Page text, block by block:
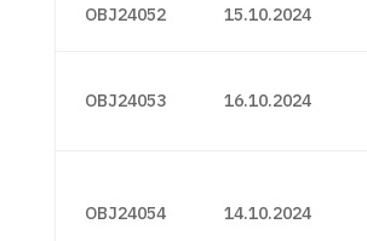
OBJ24052 15.10.2024
OBJ24053 16.10.2024
OBJ24054 14.10.2024